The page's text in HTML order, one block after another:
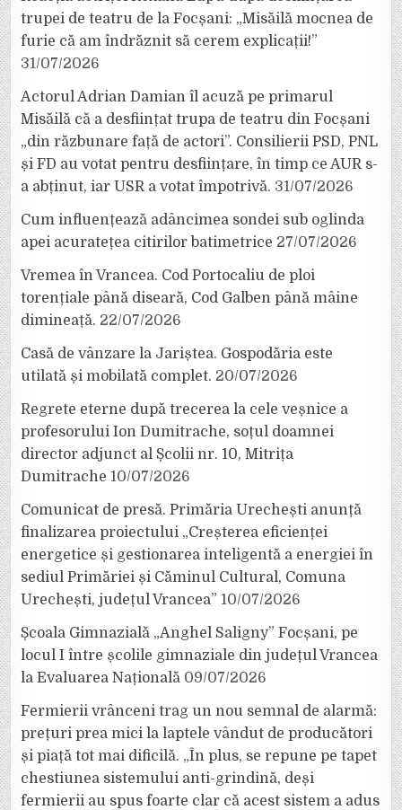
trupei de teatru de la Focșani: „Misăilă mocnea de
furie că am îndrăznit să cerem explicații!”
31/07/2026
Actorul Adrian Damian îl acuză pe primarul
Misăilă că a desființat trupa de teatru din Focșani
„din răzbunare față de actori”. Consilierii PSD, PNL
și FD au votat pentru desființare, în timp ce AUR s-
a abținut, iar USR a votat împotrivă. 31/07/2026
Cum influențează adâncimea sondei sub oglinda
apei acuratețea citirilor batimetrice 27/07/2026
Vremea în Vrancea. Cod Portocaliu de ploi
torențiale până diseară, Cod Galben până mâine
dimineață. 22/07/2026
Casă de vânzare la Jariștea. Gospodăria este
utilată și mobilată complet. 20/07/2026
Regrete eterne după trecerea la cele veșnice a
profesorului Ion Dumitrache, soțul doamnei
director adjunct al Școlii nr. 10, Mitrița
Dumitrache 10/07/2026
Comunicat de presă. Primăria Urechești anunță
finalizarea proiectului „Creșterea eficienței
energetice și gestionarea inteligentă a energiei în
sediul Primăriei și Căminul Cultural, Comuna
Urechești, județul Vrancea” 10/07/2026
Școala Gimnazială „Anghel Saligny” Focșani, pe
locul I între școlile gimnaziale din județul Vrancea
la Evaluarea Națională 09/07/2026
Fermierii vrânceni trag un nou semnal de alarmă:
prețuri prea mici la laptele vândut de producători
și piață tot mai dificilă. „În plus, se repune pe tapet
chestiunea sistemului anti-grindină, deși
fermierii au spus foarte clar că acest sistem a adus